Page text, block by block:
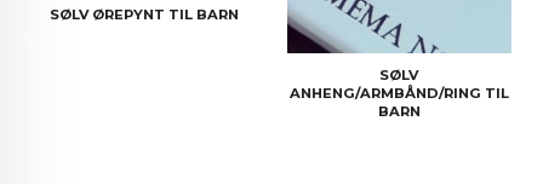
SØLV ØREPYNT TIL BARN
SØLV
ANHENG/ARMBÅND/RING TIL
BARN